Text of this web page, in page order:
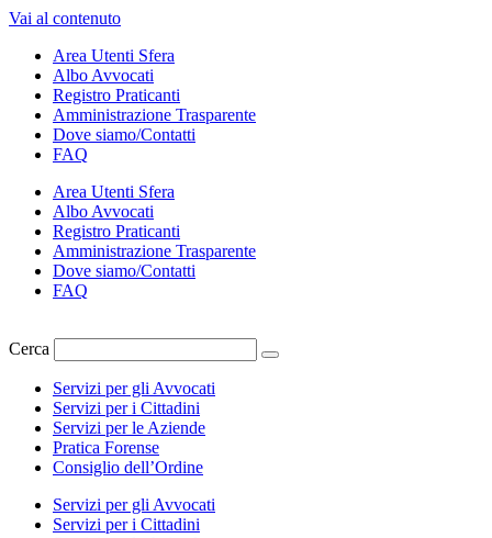
Vai al contenuto
Area Utenti Sfera
Albo Avvocati
Registro Praticanti
Amministrazione Trasparente
Dove siamo/Contatti
FAQ
Area Utenti Sfera
Albo Avvocati
Registro Praticanti
Amministrazione Trasparente
Dove siamo/Contatti
FAQ
Cerca
Servizi per gli Avvocati
Servizi per i Cittadini
Servizi per le Aziende
Pratica Forense
Consiglio dell’Ordine
Servizi per gli Avvocati
Servizi per i Cittadini